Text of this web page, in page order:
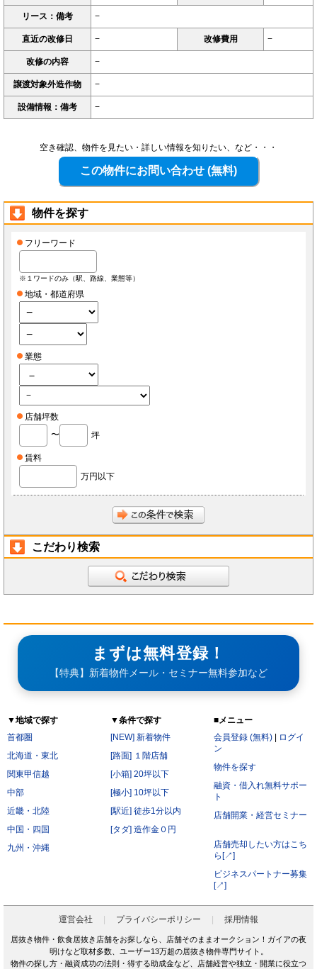
リース：備考 −
直近の改修日 − 改修費用 −
改修の内容 −
譲渡対象外造作物 −
設備情報：備考 −
空き確認、物件を見たい・詳しい情報を知りたい、など・・・
物件を探す
フリーワード
※１ワードのみ（駅、路線、業態等）
地域・都道府県
業態
店舗坪数
〜
坪
賃料
万円以下
こだわり検索
まずは無料登録！
【特典】新着物件メール・セミナー無料参加など
▼地域で探す
首都圏
北海道・東北
関東甲信越
中部
近畿・北陸
中国・四国
九州・沖縄
▼条件で探す
[NEW] 新着物件
[路面] １階店舗
[小箱] 20坪以下
[極小] 10坪以下
[駅近] 徒歩1分以内
[タダ] 造作金０円
■メニュー
会員登録 (無料)
ログイ
ン
物件を探す
融資・借入れ無料サポー
ト
店舗開業・経営セミナー
店舗売却したい方はこち
ら[↗]
ビジネスパートナー募集
[↗]
運営会社 プライバシーポリシー 採用情報
居抜き物件・飲食居抜き店舗をお探しなら、店舗そのままオークション！ガイアの夜
明けなど取材多数、ユーザー13万超の居抜き物件専門サイト。
物件の探し方・融資成功の法則・得する助成金など、店舗経営や独立・開業に役立つ